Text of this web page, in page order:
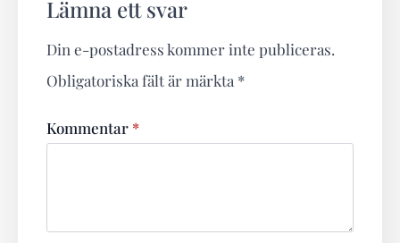
Lämna ett svar
Din e-postadress kommer inte publiceras.
Obligatoriska fält är märkta *
Kommentar *